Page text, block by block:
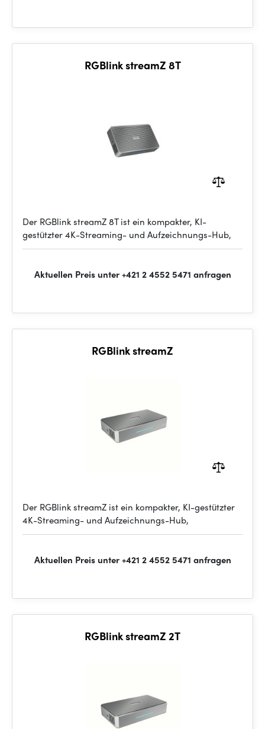
RGBlink streamZ 8T
Der RGBlink streamZ 8T ist ein kompakter, KI-
gestützter 4K-Streaming- und Aufzeichnungs-Hub,
Aktuellen Preis unter +421 2 4552 5471 anfragen
RGBlink streamZ
Der RGBlink streamZ ist ein kompakter, KI-gestützter
4K-Streaming- und Aufzeichnungs-Hub,
Aktuellen Preis unter +421 2 4552 5471 anfragen
RGBlink streamZ 2T